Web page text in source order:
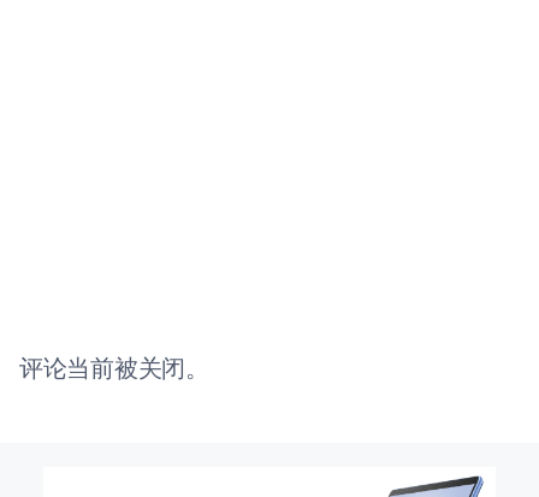
评论当前被关闭。